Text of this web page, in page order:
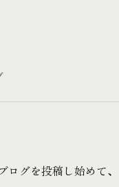
グを投稿し始めて、